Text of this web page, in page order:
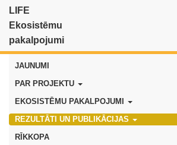
LIFE
Ekosistēmu
pakalpojumi
JAUNUMI
PAR PROJEKTU
EKOSISTĒMU PAKALPOJUMI
REZULTĀTI UN PUBLIKĀCIJAS
RĪKKOPA